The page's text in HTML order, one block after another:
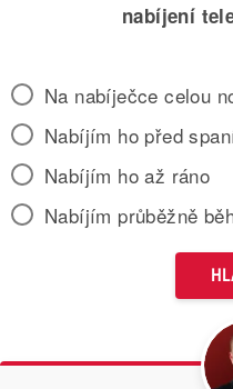
nabíjení
Na nabíječce celou
Nabíjím ho před
Nabíjím ho až ráno
Nabíjím průběžně